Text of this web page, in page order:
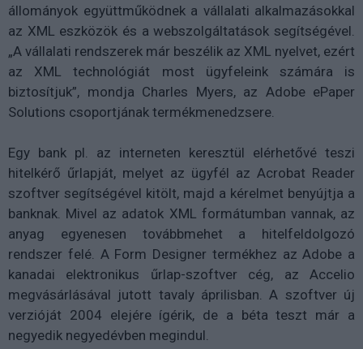
állományok együttműködnek a vállalati alkalmazásokkal
az XML eszközök és a webszolgáltatások segítségével.
„A vállalati rendszerek már beszélik az XML nyelvet, ezért
az XML technológiát most ügyfeleink számára is
biztosítjuk”, mondja Charles Myers, az Adobe ePaper
Solutions csoportjának termékmenedzsere.
Egy bank pl. az interneten keresztül elérhetővé teszi
hitelkérő űrlapját, melyet az ügyfél az Acrobat Reader
szoftver segítségével kitölt, majd a kérelmet benyújtja a
banknak. Mivel az adatok XML formátumban vannak, az
anyag egyenesen továbbmehet a hitelfeldolgozó
rendszer felé. A Form Designer termékhez az Adobe a
kanadai elektronikus űrlap-szoftver cég, az Accelio
megvásárlásával jutott tavaly áprilisban. A szoftver új
verzióját 2004 elejére ígérik, de a béta teszt már a
negyedik negyedévben megindul.